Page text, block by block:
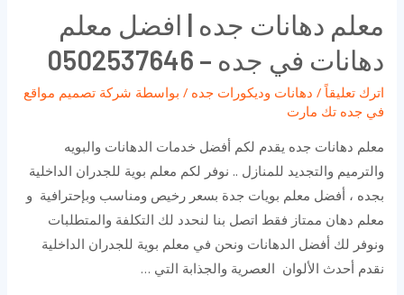
معلم دهانات جده | افضل معلم
دهانات في جده – 0502537646
اترك تعليقاً / دهانات وديكورات جده / بواسطة شركة تصميم مواقع
في جده تك مارت
معلم دهانات جده يقدم لكم أفضل خدمات الدهانات والبويه
والترميم والتجديد للمنازل .. نوفر لكم معلم بوية للجدران الداخلية
بجده ، أفضل معلم بويات جدة بسعر رخيص ومناسب وبإحترافية و
معلم دهان ممتاز فقط اتصل بنا لنحدد لك التكلفة والمتطلبات
ونوفر لك أفضل الدهانات ونحن في معلم بوية للجدران الداخلية
نقدم أحدث الألوان العصرية والجذابة التي …